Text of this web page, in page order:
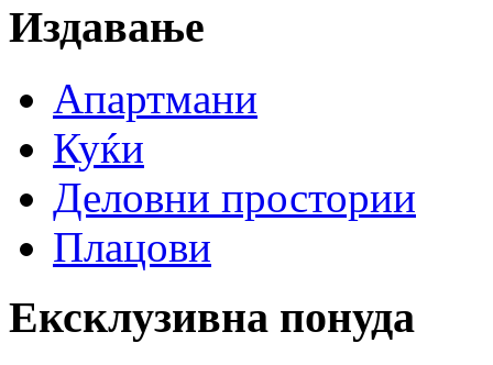
Издавање
Апартмани
Куќи
Деловни простории
Плацови
Ексклузивна понуда